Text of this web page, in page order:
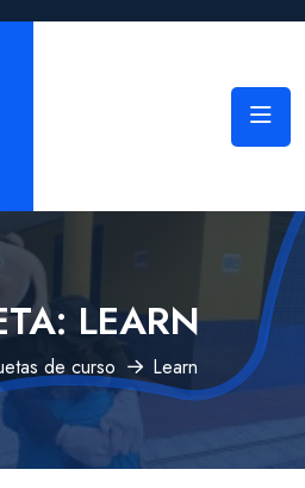
LEARN
de curso Learn